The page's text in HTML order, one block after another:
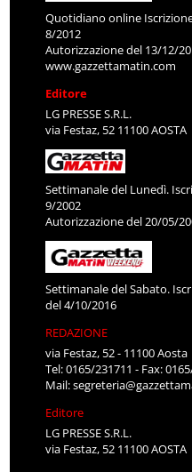
Quotidiano online
8/2012
Autorizzazione del 13/12/
www.gazzettamatin.com
Editore
LG PRESSE S.R.L.
via Festaz, 52 11100 AOSTA
Settimanale del Lunedì.
9/2002
Autorizzazione del 20/05/
Settimanale del Sabato.
del 4/10/2016
REDAZIONE
via Festaz, 52 - 11100 Aosta
Tel: 0165/231711 - Fax:
Mail:
Editore
LG PRESSE S.R.L.
via Festaz, 52 11100 AOSTA